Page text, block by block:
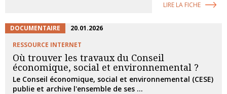
LIRE LA FICHE
DOCUMENTAIRE
20.01.2026
RESSOURCE INTERNET
Où trouver les travaux du Conseil
économique, social et environnemental ?
Le Conseil économique, social et environnemental (CESE)
publie et archive l'ensemble de ses ...